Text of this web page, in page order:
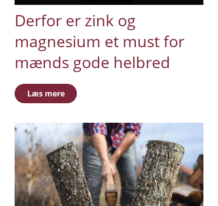
Derfor er zink og
magnesium et must for
mænds gode helbred
Læs mere